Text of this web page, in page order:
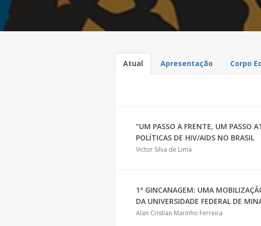
Atual Apresentação Corpo
“UM PASSO A FRENTE, UM PASSO
POLÍTICAS DE HIV/AIDS NO BRASIL
Victor Silva de Lima
1ª GINCANAGEM: UMA
DA UNIVERSIDADE FEDERAL DE
Alan Cristian Marinho Ferreira